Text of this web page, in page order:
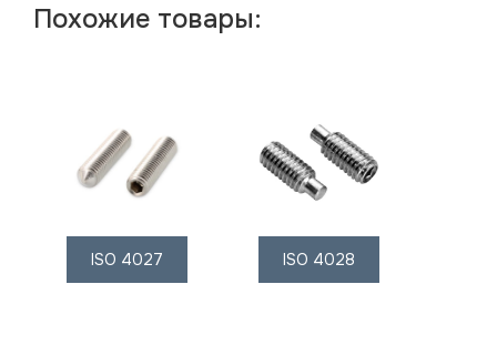
Похожие товары:
ISO 4027 ISO 4028